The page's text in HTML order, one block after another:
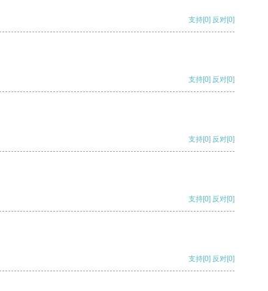
支持[0] 反对[0]
支持[0] 反对[0]
支持[0] 反对[0]
支持[0] 反对[0]
支持[0] 反对[0]